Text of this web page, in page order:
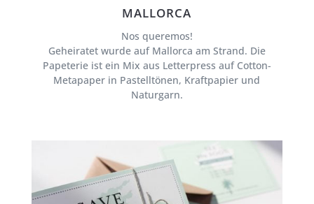
MALLORCA
Nos queremos!
Geheiratet wurde auf Mallorca am Strand. Die
Papeterie ist ein Mix aus Letterpress auf Cotton-
Metapaper in Pastelltönen, Kraftpapier und
Naturgarn.